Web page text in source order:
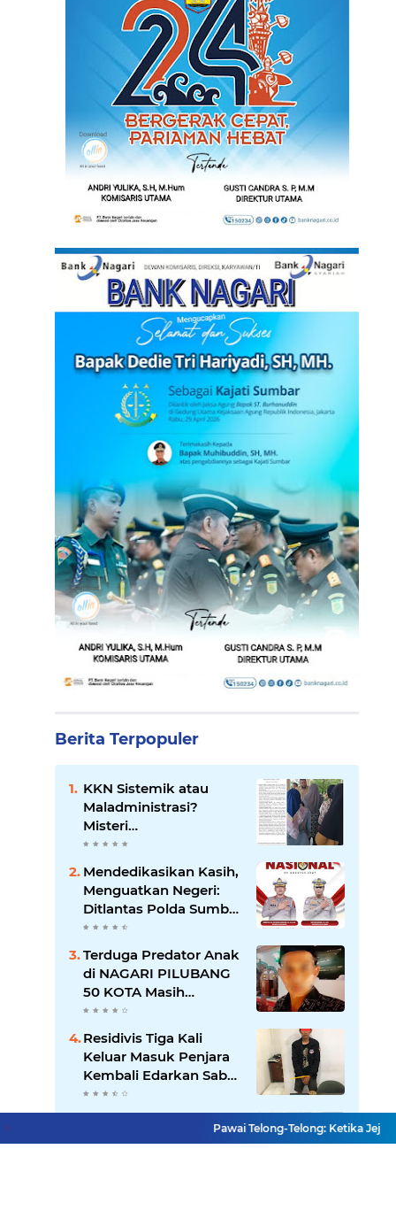
Berita Terpopuler
KKN Sistemik atau
Maladministrasi?
Misteri
"Dikorbankannya" SDN
26 ATT Menguji
Transparansi Pemkot
Padang
Mendedikasikan Kasih,
Menguatkan Negeri:
Ditlantas Polda Sumbar
Apresiasi Peran
Dharma Wanita
sebagai Pilar
Pengabdian
Terduga Predator Anak
di NAGARI PILUBANG
50 KOTA Masih
Berkeliaran
Residivis Tiga Kali
Keluar Masuk Penjara
Kembali Edarkan Sabu,
Polresta Bukittinggi
Sita 62 Paket Siap Edar
"Ghaib" SPAM di
Pawai Telong-Telong: Ketika Jejak